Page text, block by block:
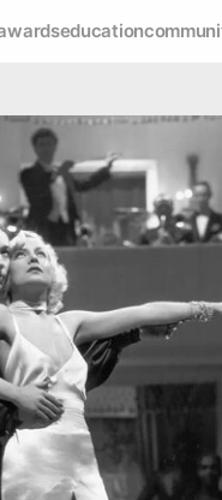
education